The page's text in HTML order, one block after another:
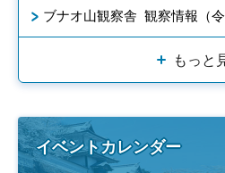
ブナオ山観察舎 観察情報（令
もっと
イベントカレンダー